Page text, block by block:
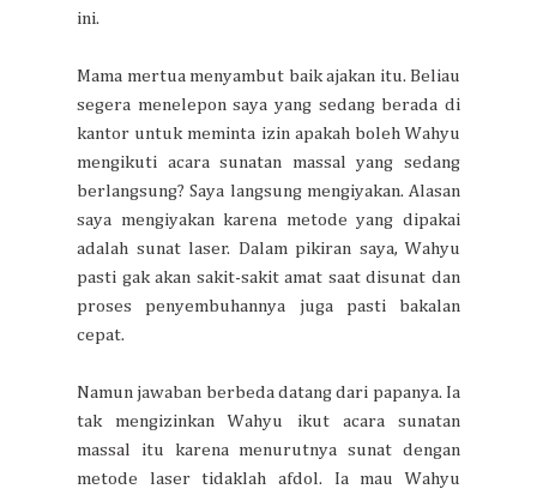
ini.
Mama mertua menyambut baik ajakan itu. Beliau
segera menelepon saya yang sedang berada di
kantor untuk meminta izin apakah boleh Wahyu
mengikuti acara sunatan massal yang sedang
berlangsung? Saya langsung mengiyakan. Alasan
saya mengiyakan karena metode yang dipakai
adalah sunat laser. Dalam pikiran saya, Wahyu
pasti gak akan sakit-sakit amat saat disunat dan
proses penyembuhannya juga pasti bakalan
cepat.
Namun jawaban berbeda datang dari papanya. Ia
tak mengizinkan Wahyu ikut acara sunatan
massal itu karena menurutnya sunat dengan
metode laser tidaklah afdol. Ia mau Wahyu